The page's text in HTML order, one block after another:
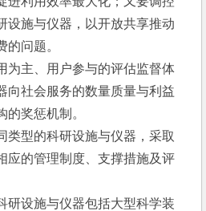
设施与仪器，以开放共享推动
的问题。
主、用户参与的评估监督体
向社会服务的数量质量与利益
的奖惩机制。
型的科研设施与仪器，采取
应的管理制度、支撑措施及评
设施与仪器包括大型科学装